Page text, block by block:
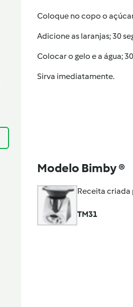
Coloque no copo o
Adicione as laranjas; 30
Colocar o gelo e a água;
Sirva imediatamente.
Modelo Bimby ®
Receita criada
TM31